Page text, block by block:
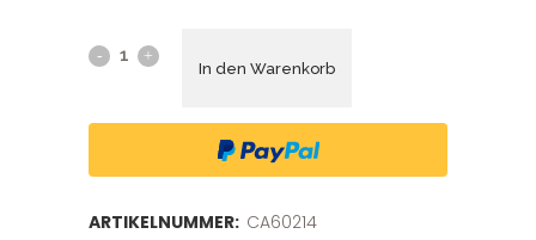
In den Warenkorb
ARTIKELNUMMER: CA60214